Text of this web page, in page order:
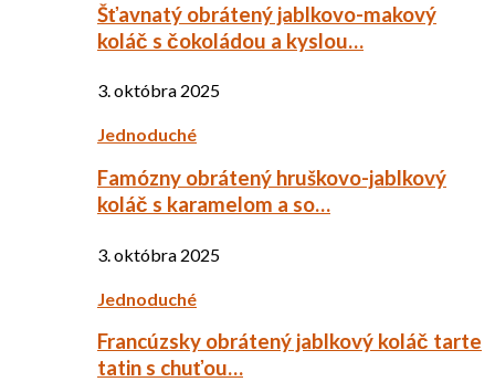
Šťavnatý obrátený jablkovo-makový
koláč s čokoládou a kyslou…
3. októbra 2025
Jednoduché
Famózny obrátený hruškovo-jablkový
koláč s karamelom a so…
3. októbra 2025
Jednoduché
Francúzsky obrátený jablkový koláč tarte
tatin s chuťou…